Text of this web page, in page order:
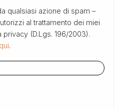
qualsiasi azione di spam –
al trattamento dei miei
(D.Lgs. 196/2003).
.